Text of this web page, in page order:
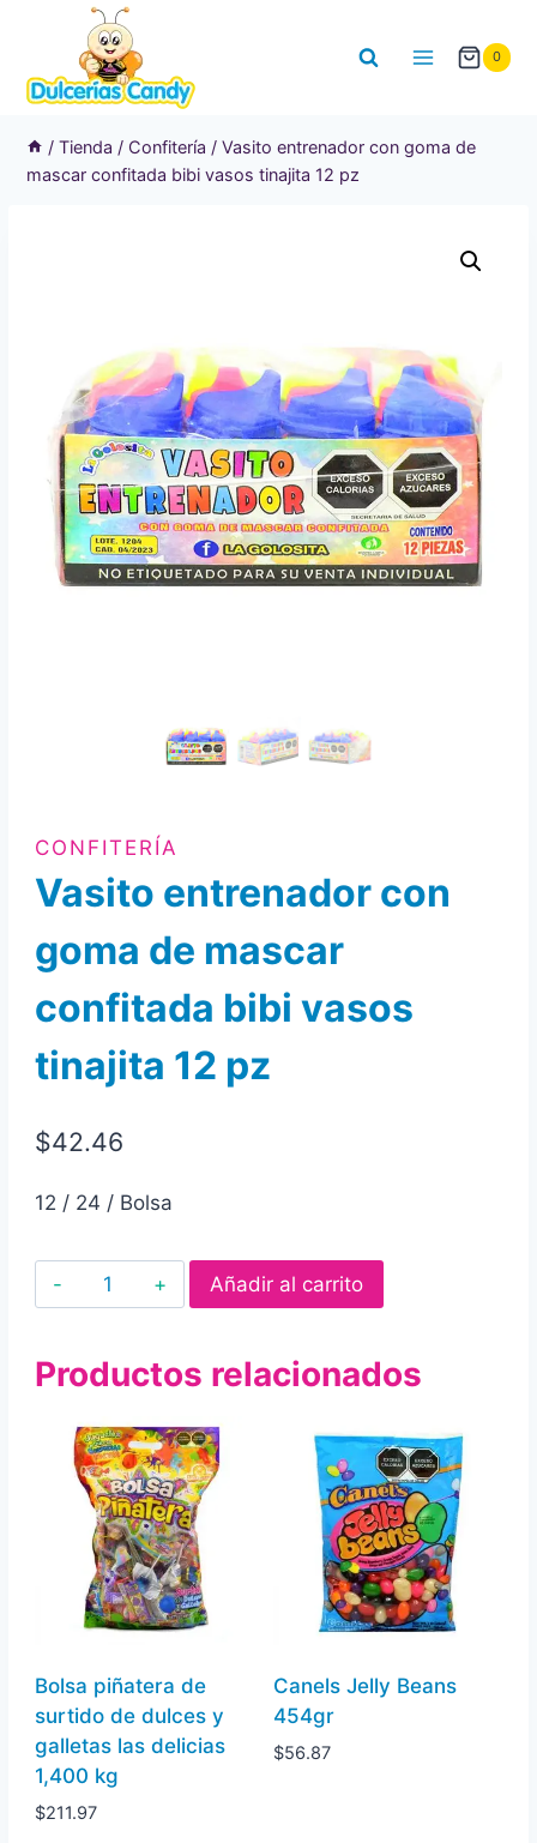
contenido
0
/ Tienda / Confitería / Vasito entrenador con goma de
mascar confitada bibi vasos tinajita 12 pz
CONFITERÍA
Vasito entrenador con
goma de mascar
confitada bibi vasos
tinajita 12 pz
$42.46
12 / 24 / Bolsa
Vasito
entrenador
goma
mascar
confitada
bibi
vasos
tinajita
12
pz
Añadir al carrito
Productos relacionados
Bolsa piñatera de
surtido de dulces y
galletas las delicias
1,400 kg
$211.97
Canels Jelly Beans
454gr
$56.87